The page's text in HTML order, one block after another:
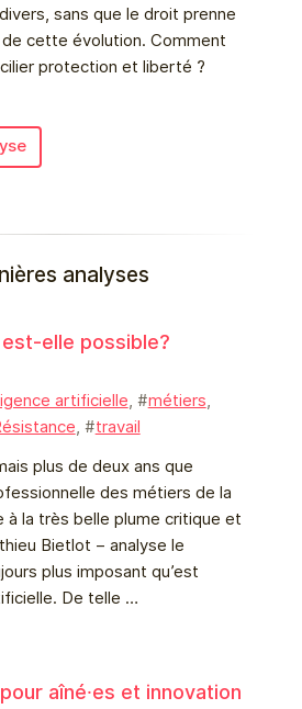
sans que le droit prenne
cette évolution. Comment
protection et liberté ?
analyses
elle possible?
artificielle, #métiers,
, #travail
plus de deux ans que
des métiers de la
à la très belle plume critique et
Bietlot – analyse le
plus imposant qu’est
De telle …
aîné⸱es et innovation